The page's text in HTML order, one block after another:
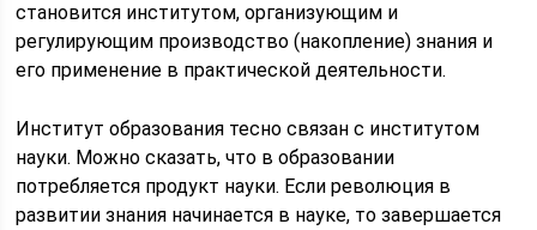
становится институтом, организующим и
регулирующим производство (накопление) знания и
его применение в практической деятельности.
Институт образования тесно связан с институтом
науки. Можно сказать, что в образовании
потребляется продукт науки. Если революция в
развитии знания начинается в науке, то завершается